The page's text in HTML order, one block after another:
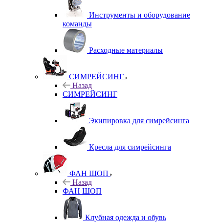
Инструменты и оборудование
команды
Расходные материалы
СИМРЕЙСИНГ
Назад
СИМРЕЙСИНГ
Экипировка для симрейсинга
Кресла для симрейсинга
ФАН ШОП
Назад
ФАН ШОП
Клубная одежда и обувь